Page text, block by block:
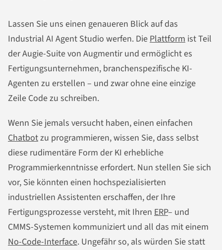
Lassen Sie uns einen genaueren Blick auf das
Industrial AI Agent Studio werfen. DiePlattform ist Teil
der Augie-Suite von Augmentir und ermöglicht es
Fertigungsunternehmen, branchenspezifische KI-
Agenten zu erstellen – und zwar ohne eine einzige
Zeile Code zu schreiben.
Wenn Sie jemals versucht haben, einen einfachen
Chatbotzu programmieren, wissen Sie, dass selbst
diese rudimentäre Form der KI erhebliche
Programmierkenntnisse erfordert. Nun stellen Sie sich
vor, Sie könnten einen hochspezialisierten
industriellen Assistenten erschaffen, der Ihre
Fertigungsprozesse versteht, mit Ihren ERP– und
CMMS-Systemen kommuniziert und all das mit einem
No-Code-Interface. Ungefähr so, als würden Sie statt